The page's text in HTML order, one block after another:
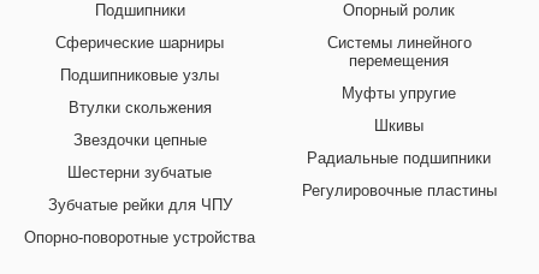
Подшипники
Сферические шарниры
Подшипниковые узлы
Втулки скольжения
Звездочки цепные
Шестерни зубчатые
Зубчатые рейки для ЧПУ
Опорно-поворотные устройства
Опорный ролик
Системы линейного
перемещения
Муфты упругие
Шкивы
Радиальные подшипники
Регулировочные пластины